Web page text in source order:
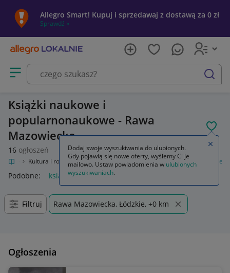
Allegro Smart! Kupuj i sprzedawaj z dostawą za 0 zł
Sprawdź »
Otwórz menu z kategoriami
szukaj
Książki naukowe i
popularnonaukowe - Rawa
Mazowiecka
16 ogłoszeń
Kultura i rozrywka Książki Książki naukowe i popularnonaukowe
Podobne: książki naukowe i popularnonaukowe
Filtruj Rawa Mazowiecka, Łódzkie, +0 km
Ogłoszenia
Dodaj swoje wyszukiwania do ulubionych.
Gdy pojawią się nowe oferty, wyślemy Ci je
mailowo. Ustaw powiadomienia w ulubionych
wyszukiwaniach.